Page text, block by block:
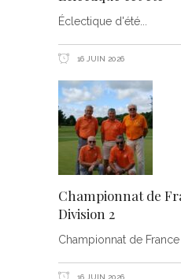
Éclectique d'été
16 JUIN 2026
Championnat de
Division 2
Championnat de